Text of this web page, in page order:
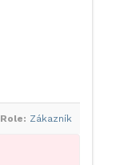
Role: Zákazník